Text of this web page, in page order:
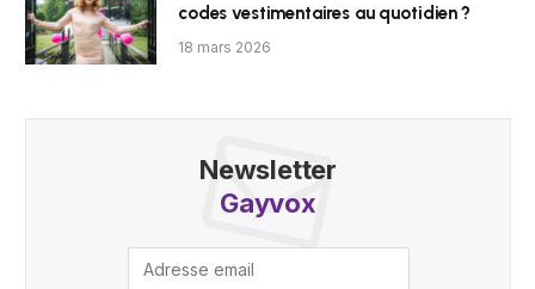
codes vestimentaires au quotidien ?
18 mars 2026
Newsletter
Gayvox